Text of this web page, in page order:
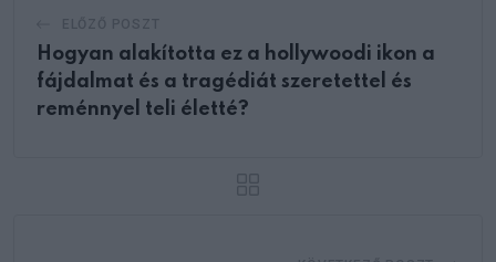
Hogyan alakította ez a hollywoodi ikon a
fájdalmat és a tragédiát szeretettel és
reménnyel teli életté?